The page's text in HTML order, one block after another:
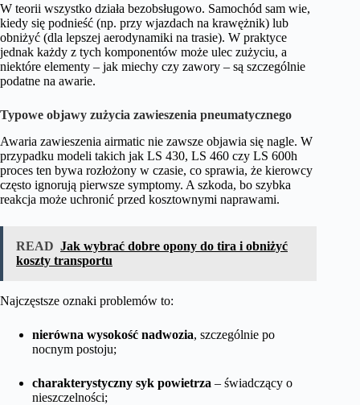
W teorii wszystko działa bezobsługowo. Samochód sam wie,
kiedy się podnieść (np. przy wjazdach na krawężnik) lub
obniżyć (dla lepszej aerodynamiki na trasie). W praktyce
jednak każdy z tych komponentów może ulec zużyciu, a
niektóre elementy – jak miechy czy zawory – są szczególnie
podatne na awarie.
Typowe objawy zużycia zawieszenia pneumatycznego
Awaria zawieszenia airmatic nie zawsze objawia się nagle. W
przypadku modeli takich jak LS 430, LS 460 czy LS 600h
proces ten bywa rozłożony w czasie, co sprawia, że kierowcy
często ignorują pierwsze symptomy. A szkoda, bo szybka
reakcja może uchronić przed kosztownymi naprawami.
READ Jak wybrać dobre opony do tira i obniżyć
koszty transportu
Najczęstsze oznaki problemów to:
nierówna wysokość nadwozia, szczególnie po
nocnym postoju;
charakterystyczny syk powietrza – świadczący o
nieszczelności;